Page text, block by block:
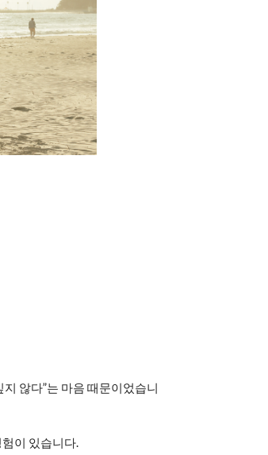
않다”는 마음 때문이었습니
이 있습니다.